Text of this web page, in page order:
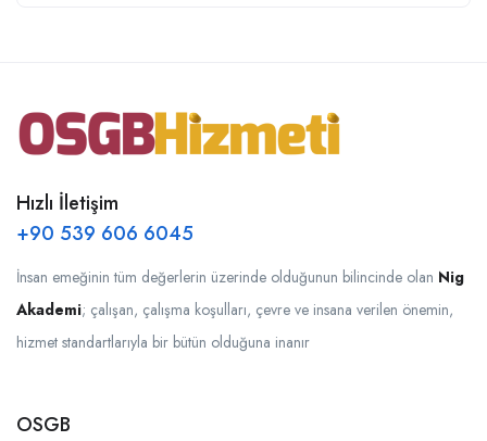
Hızlı İletişim
+90 539 606 6045
İnsan emeğinin tüm değerlerin üzerinde olduğunun bilincinde olan Nig
Akademi; çalışan, çalışma koşulları, çevre ve insana verilen önemin,
hizmet standartlarıyla bir bütün olduğuna inanır
OSGB